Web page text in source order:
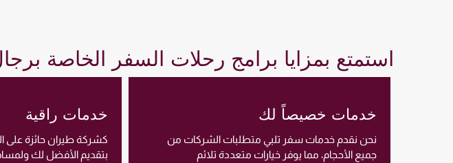
استمتع بمزايا برامج رحلات السفر الخاصة
خدمات خصيصاً لك
نحن نقدم خدمات سفر تلبي متطلبات الشركات من
جميع الأحجام، مما يوفر خيارات متعددة تلائم
خدمات راقية
كشركة طيران حائزة على
بتقديم الأفضل لك